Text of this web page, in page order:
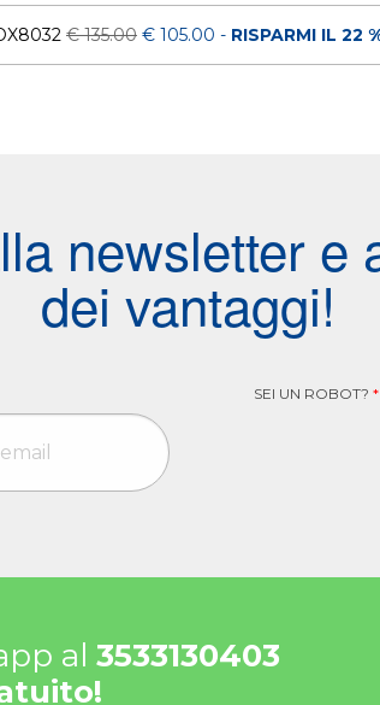
€ 135.00 € 105.00 - RISPARMI IL 22
newsletter e
dei vantaggi!
SEI UN ROBOT? *
al 3533130403